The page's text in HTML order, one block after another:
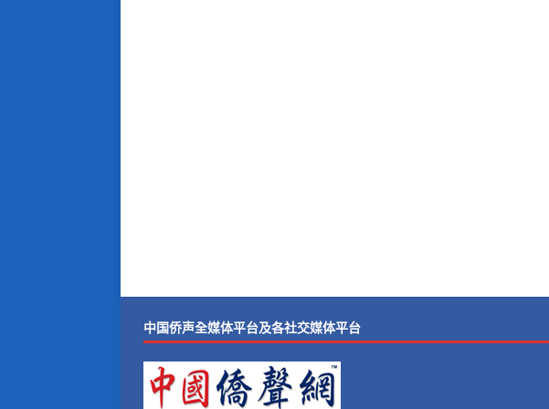
中国侨声全媒体平台及各社交媒体平台